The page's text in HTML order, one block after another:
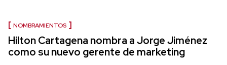
NOMBRAMIENTOS
Hilton Cartagena nombra a Jorge Jiménez
como su nuevo gerente de marketing